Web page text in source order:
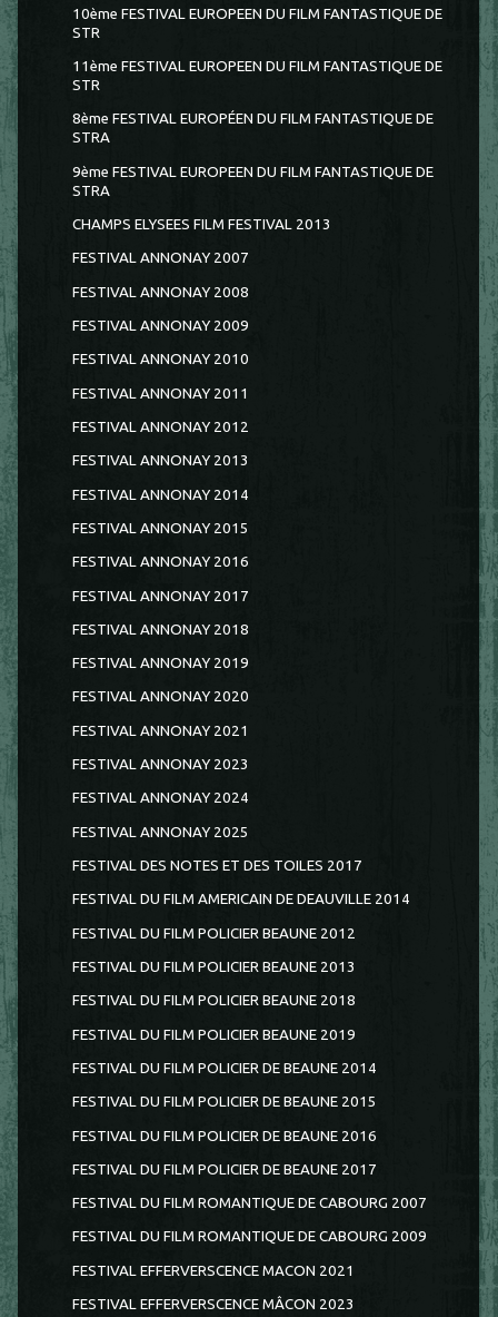
10ème FESTIVAL EUROPEEN DU FILM FANTASTIQUE DE
STR
11ème FESTIVAL EUROPEEN DU FILM FANTASTIQUE DE
STR
8ème FESTIVAL EUROPÉEN DU FILM FANTASTIQUE DE
STRA
9ème FESTIVAL EUROPEEN DU FILM FANTASTIQUE DE
STRA
CHAMPS ELYSEES FILM FESTIVAL 2013
FESTIVAL ANNONAY 2007
FESTIVAL ANNONAY 2008
FESTIVAL ANNONAY 2009
FESTIVAL ANNONAY 2010
FESTIVAL ANNONAY 2011
FESTIVAL ANNONAY 2012
FESTIVAL ANNONAY 2013
FESTIVAL ANNONAY 2014
FESTIVAL ANNONAY 2015
FESTIVAL ANNONAY 2016
FESTIVAL ANNONAY 2017
FESTIVAL ANNONAY 2018
FESTIVAL ANNONAY 2019
FESTIVAL ANNONAY 2020
FESTIVAL ANNONAY 2021
FESTIVAL ANNONAY 2023
FESTIVAL ANNONAY 2024
FESTIVAL ANNONAY 2025
FESTIVAL DES NOTES ET DES TOILES 2017
FESTIVAL DU FILM AMERICAIN DE DEAUVILLE 2014
FESTIVAL DU FILM POLICIER BEAUNE 2012
FESTIVAL DU FILM POLICIER BEAUNE 2013
FESTIVAL DU FILM POLICIER BEAUNE 2018
FESTIVAL DU FILM POLICIER BEAUNE 2019
FESTIVAL DU FILM POLICIER DE BEAUNE 2014
FESTIVAL DU FILM POLICIER DE BEAUNE 2015
FESTIVAL DU FILM POLICIER DE BEAUNE 2016
FESTIVAL DU FILM POLICIER DE BEAUNE 2017
FESTIVAL DU FILM ROMANTIQUE DE CABOURG 2007
FESTIVAL DU FILM ROMANTIQUE DE CABOURG 2009
FESTIVAL EFFERVERSCENCE MACON 2021
FESTIVAL EFFERVERSCENCE MÂCON 2023